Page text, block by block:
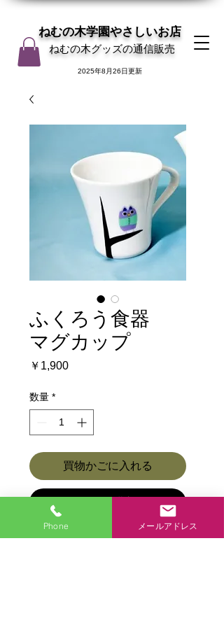
ねむの木学園やさしいお店
ねむの木グッズの通信販売
2025年8月26日更新
ふくろう食器
マグカップ
￥1,900価
数量 *
買物かごに入れる
Phone メールアドレス